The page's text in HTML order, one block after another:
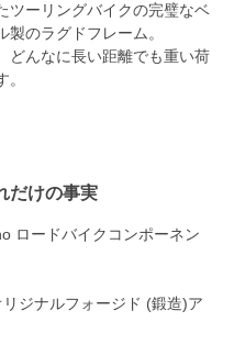
ツーリングバイクの完璧なベ
のラグドフレーム。
どんなに長い距離でも重い荷
だけの事実
ロードバイクコンポーネン
ジナルフォージド (鍛造)ア